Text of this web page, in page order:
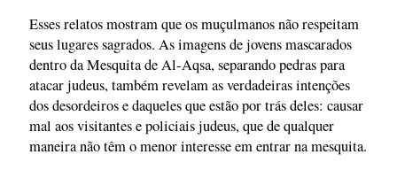
Esses relatos mostram que os muçulmanos não respeitam
seus lugares sagrados. As imagens de jovens mascarados
dentro da Mesquita de Al-Aqsa, separando pedras para
atacar judeus, também revelam as verdadeiras intenções
dos desordeiros e daqueles que estão por trás deles: causar
mal aos visitantes e policiais judeus, que de qualquer
maneira não têm o menor interesse em entrar na mesquita.